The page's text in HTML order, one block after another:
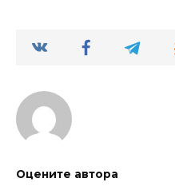
Оцените автора